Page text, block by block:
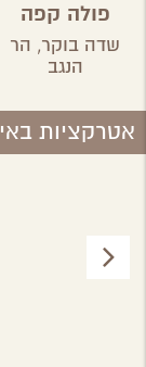
פולה קפה
שדה בוקר, הר
הנגב
אטרקציות